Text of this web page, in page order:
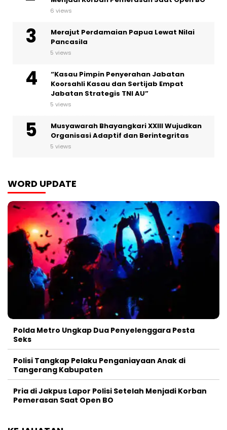
6 views
Merajut Perdamaian Papua Lewat Nilai
Pancasila
5 views
“Kasau Pimpin Penyerahan Jabatan
Koorsahli Kasau dan Sertijab Empat
Jabatan Strategis TNI AU”
5 views
Musyawarah Bhayangkari XXIII Wujudkan
Organisasi Adaptif dan Berintegritas
5 views
WORD UPDATE
Polda Metro Ungkap Dua Penyelenggara Pesta
Seks
Polisi Tangkap Pelaku Penganiayaan Anak di
Tangerang Kabupaten
Pria di Jakpus Lapor Polisi Setelah Menjadi Korban
Pemerasan Saat Open BO